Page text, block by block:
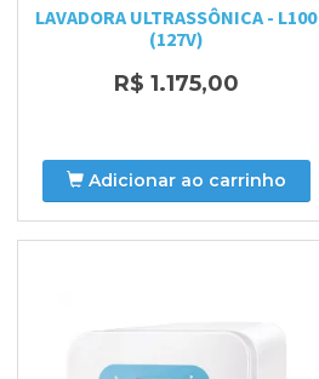
LAVADORA ULTRASSÔNICA - L100
(127V)
R$ 1.175,00
Adicionar ao carrinho